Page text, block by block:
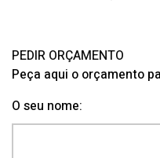
PEDIR ORÇAMENTO
Peça aqui o orçamento
O seu nome: